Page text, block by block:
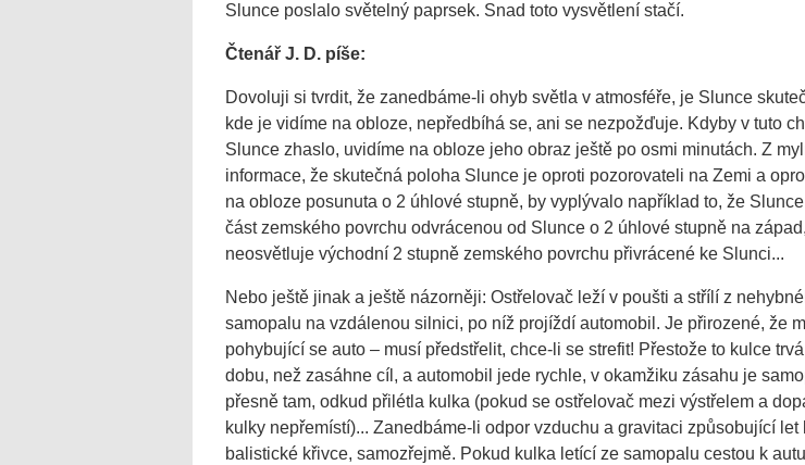
Slunce poslalo světelný paprsek. Snad toto vysvětlení stačí.
Čtenář J. D. píše:
Dovoluji si tvrdit, že zanedbáme-li ohyb světla v atmosféře, je Slunce
kde je vidíme na obloze, nepředbíhá se, ani se nezpožďuje. Kdyby v tuto
Slunce zhaslo, uvidíme na obloze jeho obraz ještě po osmi minutách. Z
informace, že skutečná poloha Slunce je oproti pozorovateli na Zemi a
na obloze posunuta o 2 úhlové stupně, by vyplývalo například to, že
část zemského povrchu odvrácenou od Slunce o 2 úhlové stupně na
neosvětluje východní 2 stupně zemského povrchu přivrácené ke Slunci...
Nebo ještě jinak a ještě názorněji: Ostřelovač leží v poušti a střílí z
samopalu na vzdálenou silnici, po níž projíždí automobil. Je přirozené, že
pohybující se auto – musí předstřelit, chce-li se strefit! Přestože to kulce
dobu, než zasáhne cíl, a automobil jede rychle, v okamžiku zásahu je
přesně tam, odkud přilétla kulka (pokud se ostřelovač mezi výstřelem a
kulky nepřemístí)... Zanedbáme-li odpor vzduchu a gravitaci způsobující let
balistické křivce, samozřejmě. Pokud kulka letící ze samopalu cestou k